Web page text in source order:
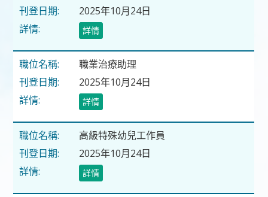
2025年10月24日
詳情
職業治療助理
2025年10月24日
詳情
高級特殊幼兒工作員
2025年10月24日
詳情